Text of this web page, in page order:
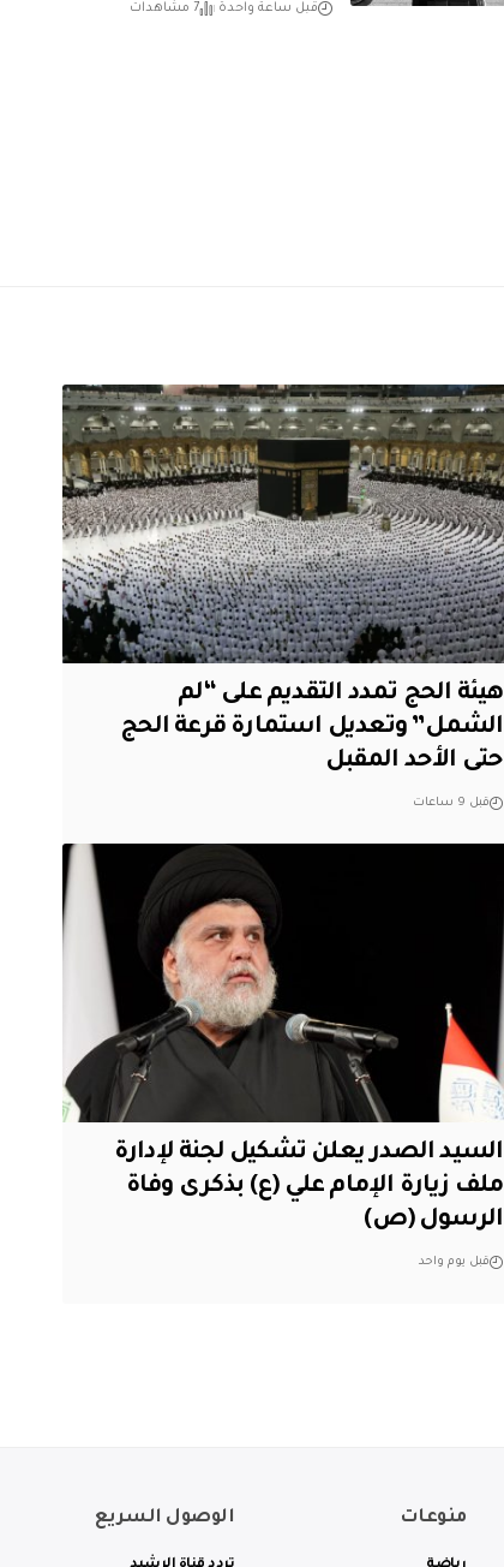
قبل ساعة واحدة 7 مشاهدات
هيئة الحج تمدد التقديم على “لم
الشمل” وتعديل استمارة قرعة الحج
حتى الأحد المقبل
قبل 9 ساعات
السيد الصدر يعلن تشكيل لجنة لإدارة
ملف زيارة الإمام علي (ع) بذكرى وفاة
الرسول (ص)
قبل يوم واحد
منوعات الوصول السريع